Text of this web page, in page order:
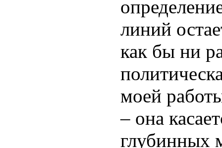
линий
как бы ни
моей
– она
глубинных